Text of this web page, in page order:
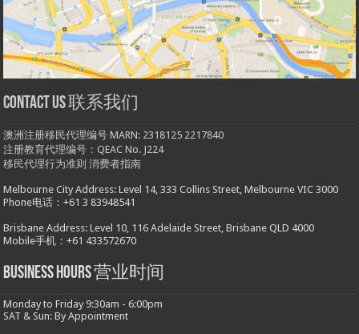
Contact us 联系我们
澳洲注册移民代理编号 MARN: 2318125 2217840
注册教育代理编号：QEAC No. J224
移民代理行为准则 消费者指南
Melbourne City Address: Level 14, 333 Collins Street, Melbourne VIC 3000
Phone电话：+61 3 83948541
Brisbane Address: Level 10, 116 Adelaide Street, Brisbane QLD 4000
Mobile手机：+61 433572670
Business hours 营业时间
Monday to Friday 9:30am - 6:00pm
SAT & Sun: By Appointment